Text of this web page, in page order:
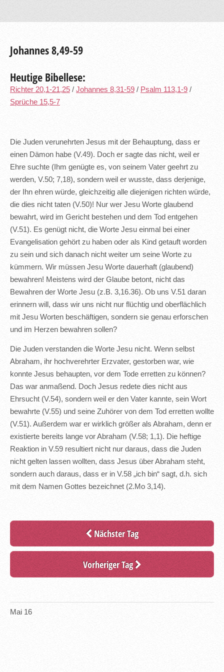
Johannes 8,49-59
Mai 16
Heutige Bibellese:
Richter 20,1-21,25 / Johannes 8,31-59 / Psalm 113,1-9 /
Sprüche 15,5-7
Die Juden verunehrten Jesus mit der Behauptung, dass er
einen Dämon habe (V.49). Doch er sagte das nicht, weil er
Ehre suchte (Ihm genügte es, von seinem Vater geehrt zu
werden, V.50; 7,18), sondern weil er wusste, dass derjenige,
der Ihn ehren würde, gleichzeitig alle diejenigen richten würde,
die dies nicht taten (V.50)! Nur wer Jesu Worte glaubend
bewahrt, wird im Gericht bestehen und dem Tod entgehen
(V.51). Es genügt nicht, die Worte Jesu einmal bei einer
Evangelisation gehört zu haben oder als Kind getauft worden
zu sein und sich danach nicht weiter um seine Worte zu
kümmern. Wir müssen Jesu Worte dauerhaft (glaubend)
bewahren! Meistens wird der Glaube betont, nicht das
Bewahren der Worte Jesu (z.B. 3,16.36). Ob uns V.51 daran
erinnern will, dass wir uns nicht nur flüchtig und oberflächlich
mit Jesu Worten beschäftigen, sondern sie genau erforschen
und im Herzen bewahren sollen?
Die Juden verstanden die Worte Jesu nicht. Wenn selbst
Abraham, ihr hochverehrter Erzvater, gestorben war, wie
konnte Jesus behaupten, vor dem Tode erretten zu können?
Das war anmaßend. Doch Jesus redete dies nicht aus
Ehrsucht (V.54), sondern weil er den Vater kannte, sein Wort
bewahrte (V.55) und seine Zuhörer von dem Tod erretten wollte
(V.51). Außerdem war er wirklich größer als Abraham, denn er
existierte bereits lange vor Abraham (V.58; 1,1). Die heftige
Reaktion in V.59 resultiert nicht nur daraus, dass die Juden
nicht gelten lassen wollten, dass Jesus über Abraham steht,
sondern auch daraus, dass er in V.58 „ich bin“ sagt, d.h. sich
mit dem Namen Gottes bezeichnet (2.Mo 3,14).
Nächster Tag
Vorheriger Tag